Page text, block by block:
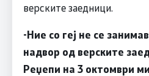
верските заедници.
-Ние со геј не се
надвор од верските
Реџепи на 3 октомври